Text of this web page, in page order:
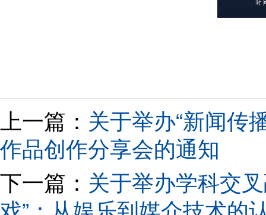
上一篇： 关于举办“新闻传
作品创作分享会的通知
下一篇： 关于举办学科交